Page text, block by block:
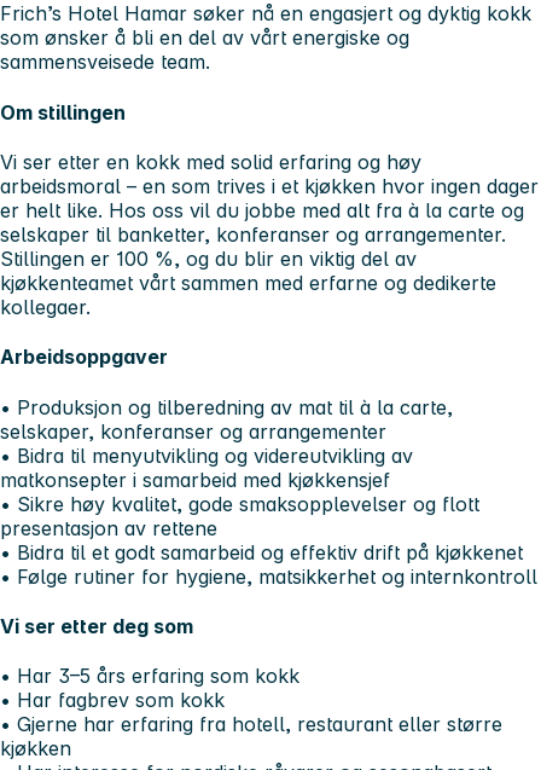
Frich’s Hotel Hamar søker nå en engasjert og dyktig kokk
som ønsker å bli en del av vårt energiske og
sammensveisede team.
Om stillingen
Vi ser etter en kokk med solid erfaring og høy
arbeidsmoral – en som trives i et kjøkken hvor ingen dager
er helt like. Hos oss vil du jobbe med alt fra à la carte og
selskaper til banketter, konferanser og arrangementer.
Stillingen er 100 %, og du blir en viktig del av
kjøkkenteamet vårt sammen med erfarne og dedikerte
kollegaer.
Arbeidsoppgaver
• Produksjon og tilberedning av mat til à la carte,
selskaper, konferanser og arrangementer
• Bidra til menyutvikling og videreutvikling av
matkonsepter i samarbeid med kjøkkensjef
• Sikre høy kvalitet, gode smaksopplevelser og flott
presentasjon av rettene
• Bidra til et godt samarbeid og effektiv drift på kjøkkenet
• Følge rutiner for hygiene, matsikkerhet og internkontroll
Vi ser etter deg som
• Har 3–5 års erfaring som kokk
• Har fagbrev som kokk
• Gjerne har erfaring fra hotell, restaurant eller større
kjøkken